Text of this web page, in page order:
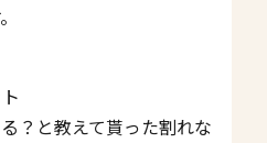
？と教えて貰った割れな